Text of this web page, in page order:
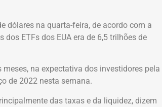
dólares na quarta-feira, de acordo com a
ETFs dos EUA era de 6,5 trilhões de
na expectativa dos investidores pela
de 2022 nesta semana.
das taxas e da liquidez, dizem